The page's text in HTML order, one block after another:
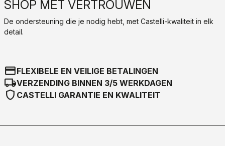
SHOP MET VERTROUWEN
De ondersteuning die je nodig hebt, met Castelli-kwaliteit in elk
detail.
credit_cardFLEXIBELE EN VEILIGE BETALINGEN
local_shippingVERZENDING BINNEN 3/5 WERKDAGEN
shield CASTELLI GARANTIE EN KWALITEIT